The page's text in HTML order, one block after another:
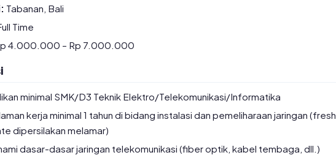
Tabanan, Bali
Time
4.000.000 – Rp 7.000.000
minimal SMK/D3 Teknik Elektro/Telekomunikasi/Informatika
kerja minimal 1 tahun di bidang instalasi dan pemeliharaan jaringan (fresh
dipersilakan melamar)
dasar-dasar jaringan telekomunikasi (fiber optik, kabel tembaga, dll.)